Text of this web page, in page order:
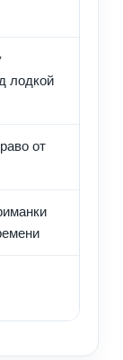
лодкой
от